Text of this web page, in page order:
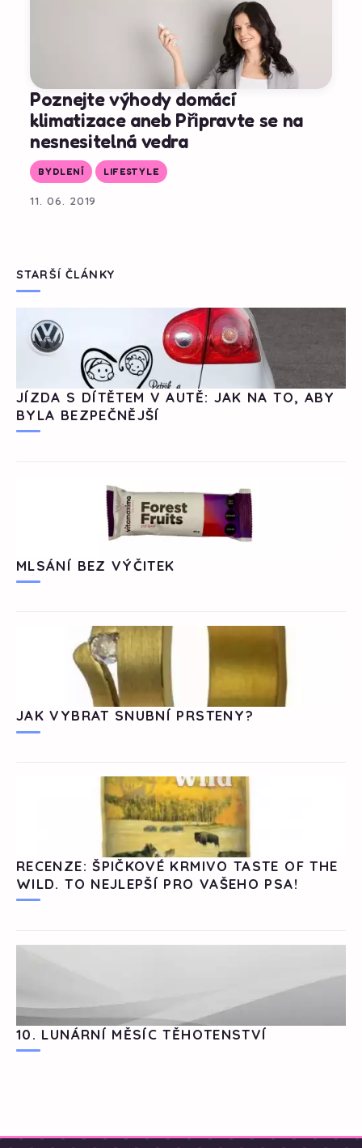
Poznejte výhody domácí
klimatizace aneb Připravte se na
nesnesitelná vedra
BYDLENÍ LIFESTYLE
11. 06. 2019
STARŠÍ ČLÁNKY
JÍZDA S DÍTĚTEM V AUTĚ: JAK NA TO, ABY
BYLA BEZPEČNĚJŠÍ
MLSÁNÍ BEZ VÝČITEK
JAK VYBRAT SNUBNÍ PRSTENY?
RECENZE: ŠPIČKOVÉ KRMIVO TASTE OF THE
WILD. TO NEJLEPŠÍ PRO VAŠEHO PSA!
10. LUNÁRNÍ MĚSÍC TĚHOTENSTVÍ